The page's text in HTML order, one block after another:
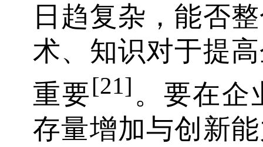
日趋复杂，能否
术、知识对于提
重要[21] 。要在企
存量增加与创新